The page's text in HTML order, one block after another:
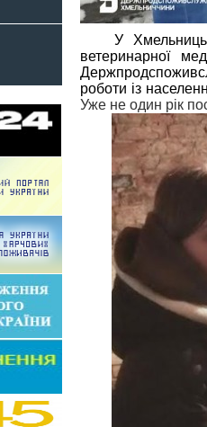
У
ветеринарної
роботи із
Уже не один рік